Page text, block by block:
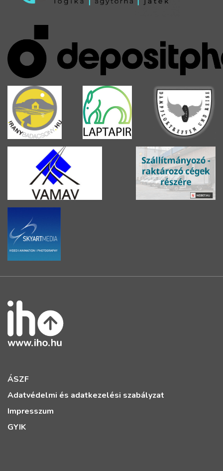
ÁSZF
Adatvédelmi és adatkezelési szabályzat
Impresszum
GYIK